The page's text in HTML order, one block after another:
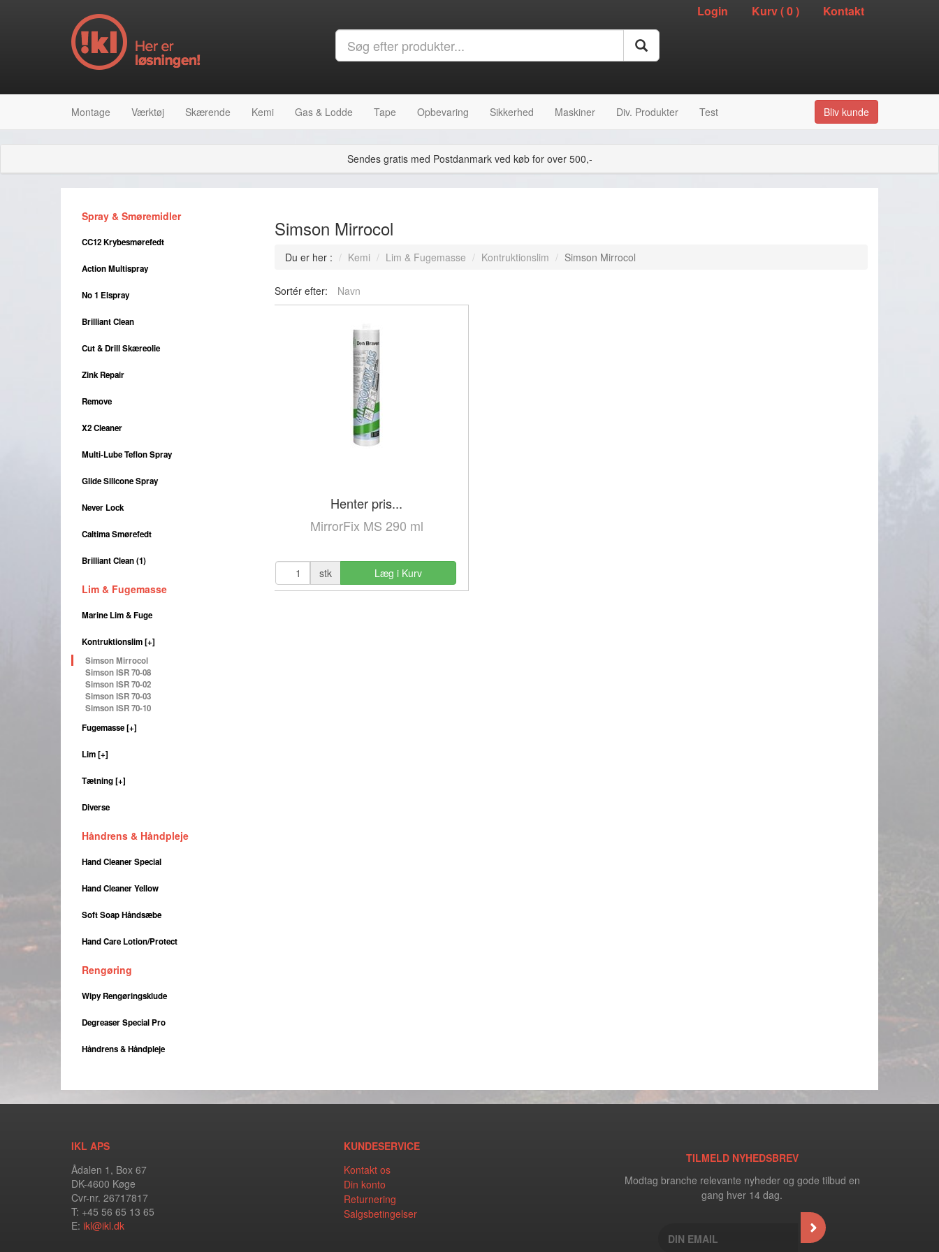
Login Kurv (0) Kontakt
Bliv kunde
Montage Værktøj Skærende Kemi Gas & Lodde Tape Opbevaring Sikkerhed Maskiner Div. Produkter Test
Sendes gratis med Postdanmark ved køb for over 500,-
Spray & Smøremidler
CC12 Krybesmørefedt
Action Multispray
No 1 Elspray
Brilliant Clean
Cut & Drill Skæreolie
Zink Repair
Remove
X2 Cleaner
Multi-Lube Teflon Spray
Glide Silicone Spray
Never Lock
Caltima Smørefedt
Brilliant Clean (1)
Lim & Fugemasse
Marine Lim & Fuge
Kontruktionslim[+]
Simson Mirrocol
Simson ISR 70-08
Simson ISR 70-02
Simson ISR 70-03
Simson ISR 70-10
Fugemasse[+]
Lim[+]
Tætning[+]
Diverse
Håndrens & Håndpleje
Hand Cleaner Special
Hand Cleaner Yellow
Soft Soap Håndsæbe
Hand Care Lotion/Protect
Rengøring
Wipy Rengøringsklude
Degreaser Special Pro
Håndrens & Håndpleje
Simson Mirrocol
Du er her : Kemi Lim & Fugemasse Kontruktionslim Simson Mirrocol
Sortér efter: Navn
Henter pris...
MirrorFix MS 290 ml
stk Læg i Kurv
IKL APS
Ådalen 1, Box 67
DK-4600 Køge
Cvr-nr. 26717817
T: +45 56 65 13 65
E: ikl@ikl.dk
KUNDESERVICE
Kontakt os
Din konto
Returnering
Salgsbetingelser
TILMELD NYHEDSBREV
Modtag branche relevante nyheder og gode tilbud en
gang hver 14 dag.